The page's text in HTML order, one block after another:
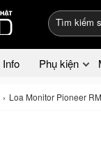
Info Phụ kiện
Loa Monitor Pioneer